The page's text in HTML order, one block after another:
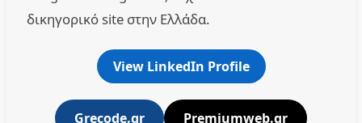
δικηγορικό site στην Ελλάδα.
View LinkedIn Profile
Grecode.gr Premiumweb.gr